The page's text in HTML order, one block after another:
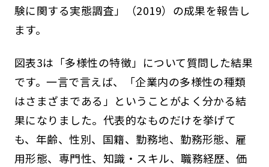
験に関する実態調査」（2019）の成果を報告し
ます。
図表3は「多様性の特徴」について質問した結果
です。一言で言えば、「企業内の多様性の種類
はさまざまである」ということがよく分かる結
果になりました。代表的なものだけを挙げて
も、年齢、性別、国籍、勤務地、勤務形態、雇
用形態、専門性、知識・スキル、職務経歴、価